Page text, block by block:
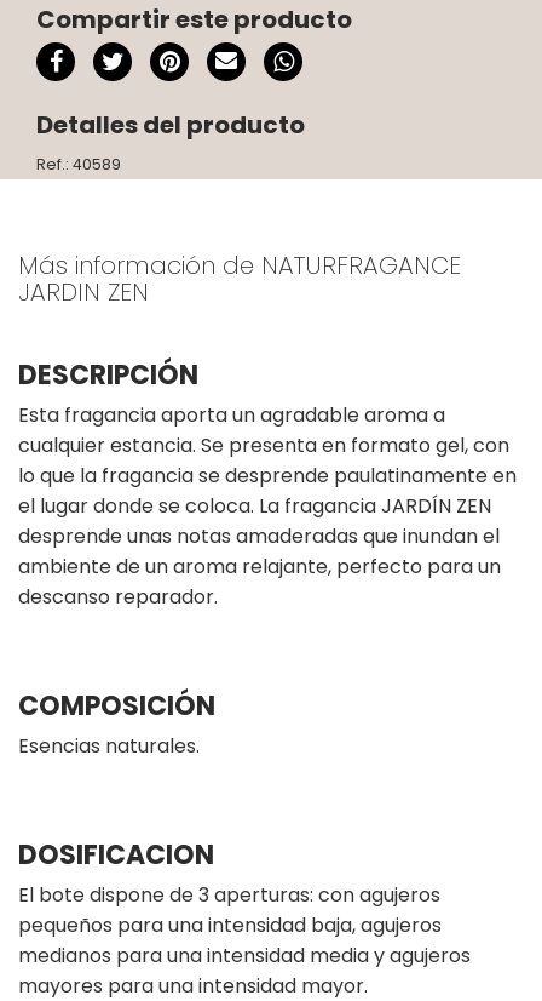
Compartir este producto
Detalles del producto
Ref.: 40589
Más información de NATURFRAGANCE
JARDIN ZEN
DESCRIPCIÓN
Esta fragancia aporta un agradable aroma a
cualquier estancia. Se presenta en formato gel, con
lo que la fragancia se desprende paulatinamente en
el lugar donde se coloca. La fragancia JARDÍN ZEN
desprende unas notas amaderadas que inundan el
ambiente de un aroma relajante, perfecto para un
descanso reparador.
COMPOSICIÓN
Esencias naturales.
DOSIFICACION
El bote dispone de 3 aperturas: con agujeros
pequeños para una intensidad baja, agujeros
medianos para una intensidad media y agujeros
mayores para una intensidad mayor.